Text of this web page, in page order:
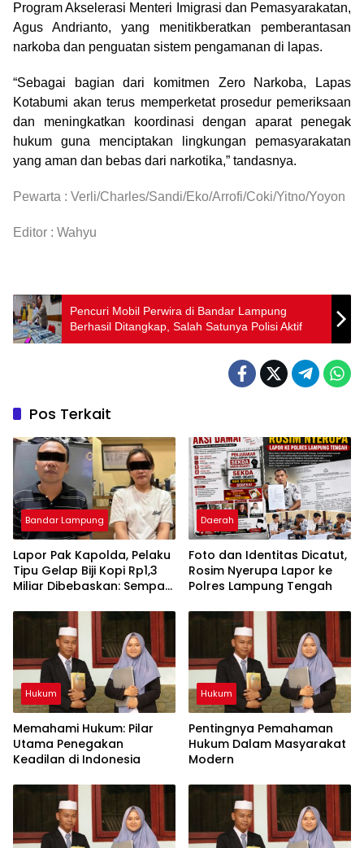
Program Akselerasi Menteri Imigrasi dan Pemasyarakatan,
Agus Andrianto, yang menitikberatkan pemberantasan
narkoba dan penguatan sistem pengamanan di lapas.
“Sebagai bagian dari komitmen Zero Narkoba, Lapas
Kotabumi akan terus memperketat prosedur pemeriksaan
dan meningkatkan koordinasi dengan aparat penegak
hukum guna menciptakan lingkungan pemasyarakatan
yang aman dan bebas dari narkotika,” tandasnya.
Pewarta : Verli/Charles/Sandi/Eko/Arrofi/Coki/Yitno/Yoyon
Editor : Wahyu
Pencuri Mobil Perwira di Bandar Lampung
Berhasil Ditangkap, Salah Satunya Polisi Aktif
Pos Terkait
Bandar Lampung
Lapor Pak Kapolda, Pelaku
Tipu Gelap Biji Kopi Rp1,3
Miliar Dibebaskan: Sempat
dan Ditahan di Polda
Lampung
Daerah
Foto dan Identitas Dicatut,
Rosim Nyerupa Lapor ke
Polres Lampung Tengah
Hukum
Memahami Hukum: Pilar
Utama Penegakan
Keadilan di Indonesia
Hukum
Pentingnya Pemahaman
Hukum Dalam Masyarakat
Modern